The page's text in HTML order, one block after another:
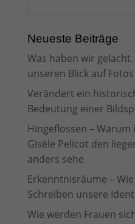
Neueste Beiträge
Was haben wir
unseren Blick auf
Verändert ein
Bedeutung einer
Hingeflossen –
Gisèle Pelicot den
anders sehe
Erkenntnisräume –
Schreiben unsere
Wie werden Frauen